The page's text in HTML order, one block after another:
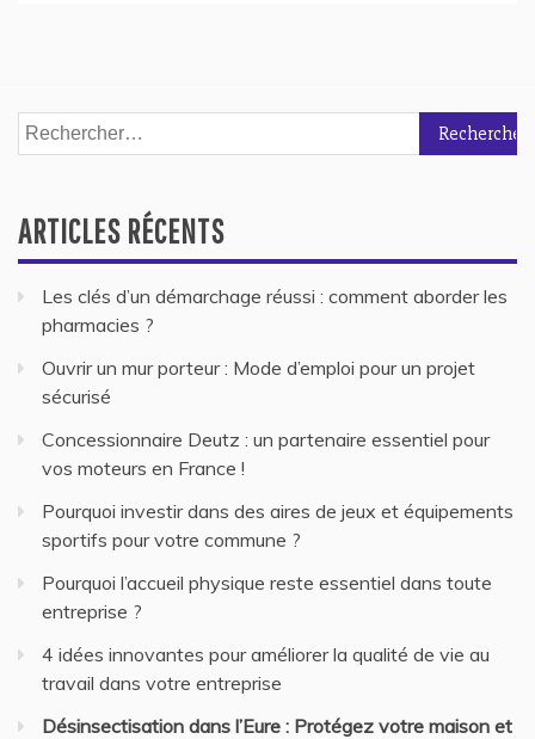
Rechercher :
ARTICLES RÉCENTS
Les clés d’un démarchage réussi : comment aborder les
pharmacies ?
Ouvrir un mur porteur : Mode d’emploi pour un projet
sécurisé
Concessionnaire Deutz : un partenaire essentiel pour
vos moteurs en France !
Pourquoi investir dans des aires de jeux et équipements
sportifs pour votre commune ?
Pourquoi l’accueil physique reste essentiel dans toute
entreprise ?
4 idées innovantes pour améliorer la qualité de vie au
travail dans votre entreprise
Désinsectisation dans l’Eure : Protégez votre maison et